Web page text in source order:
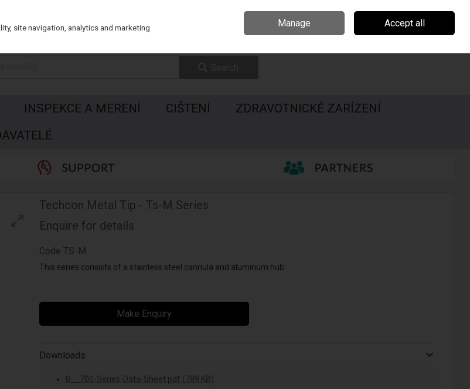
Sign in Join
INSPEKCE A MERENÍ CIŠTENÍ
ZDRAVOTNICKÉ ZARÍZENÍ
Techcon Metal Tip - Ts-M Series
Enquire for details
Code TS-M
This series consists of a stainless steel cannula and aluminum hub.
Make Enquiry
Downloads
0__700-Series-Data-Sheet.pdf (789 KB)
site navigation, analytics and marketing
Manage Accept all